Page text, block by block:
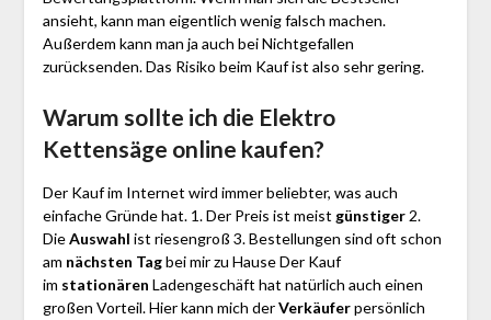
ansieht, kann man eigentlich wenig falsch machen.
Außerdem kann man ja auch bei Nichtgefallen
zurücksenden. Das Risiko beim Kauf ist also sehr gering.
Warum sollte ich die Elektro
Kettensäge online kaufen?
Der Kauf im Internet wird immer beliebter, was auch
einfache Gründe hat. 1. Der Preis ist meist günstiger2.
DieAuswahl ist riesengroß 3. Bestellungen sind oft schon
am nächsten Tagbei mir zu Hause Der Kauf
im stationären Ladengeschäft hat natürlich auch einen
großen Vorteil. Hier kann mich derVerkäuferpersönlich